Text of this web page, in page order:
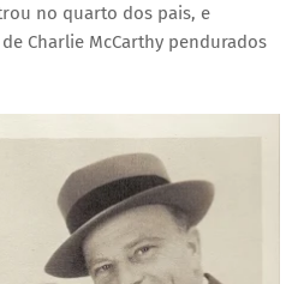
no quarto dos pais, e
Charlie McCarthy pendurados